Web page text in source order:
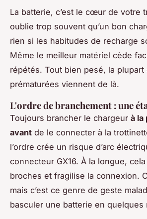
La batterie, c’est le cœur de votre
oublie trop souvent qu’un bon
rien si les habitudes de recharge
Même le meilleur matériel cède
répétés. Tout bien pesé, la plupart
prématurées viennent de là.
L'ordre de branchement : une
Toujours brancher le chargeur à la
avant de le connecter à la
l’ordre crée un risque d’arc
connecteur GX16. À la longue,
broches et fragilise la connexion.
mais c’est ce genre de geste
basculer une batterie en quelques